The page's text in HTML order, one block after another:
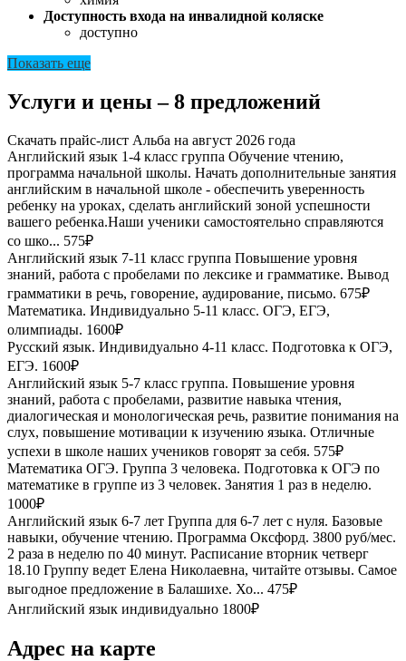
Доступность входа на инвалидной коляске
доступно
Показать еще
Услуги и цены – 8 предложений
Скачать прайс-лист Альба на август 2026 года
Английский язык 1-4 класс группа Обучение чтению,
программа начальной школы. Начать дополнительные занятия
английским в начальной школе - обеспечить уверенность
ребенку на уроках, сделать английский зоной успешности
вашего ребенка.Наши ученики самостоятельно справляются
со шко... 575₽
Английский язык 7-11 класс группа Повышение уровня
знаний, работа с пробелами по лексике и грамматике. Вывод
грамматики в речь, говорение, аудирование, письмо. 675₽
Математика. Индивидуально 5-11 класс. ОГЭ, ЕГЭ,
олимпиады. 1600₽
Русский язык. Индивидуально 4-11 класс. Подготовка к ОГЭ,
ЕГЭ. 1600₽
Английский язык 5-7 класс группа. Повышение уровня
знаний, работа с пробелами, развитие навыка чтения,
диалогическая и монологическая речь, развитие понимания на
слух, повышение мотивации к изучению языка. Отличные
успехи в школе наших учеников говорят за себя. 575₽
Математика ОГЭ. Группа 3 человека. Подготовка к ОГЭ по
математике в группе из 3 человек. Занятия 1 раз в неделю.
1000₽
Английский язык 6-7 лет Группа для 6-7 лет с нуля. Базовые
навыки, обучение чтению. Программа Оксфорд. 3800 руб/мес.
2 раза в неделю по 40 минут. Расписание вторник четверг
18.10 Группу ведет Елена Николаевна, читайте отзывы. Самое
выгодное предложение в Балашихе. Хо... 475₽
Английский язык индивидуально 1800₽
Адрес на карте